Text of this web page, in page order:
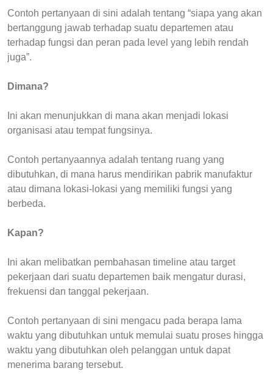
Contoh pertanyaan di sini adalah tentang “siapa yang akan
bertanggung jawab terhadap suatu departemen atau
terhadap fungsi dan peran pada level yang lebih rendah
juga”.
Dimana?
Ini akan menunjukkan di mana akan menjadi lokasi
organisasi atau tempat fungsinya.
Contoh pertanyaannya adalah tentang ruang yang
dibutuhkan, di mana harus mendirikan pabrik manufaktur
atau dimana lokasi-lokasi yang memiliki fungsi yang
berbeda.
Kapan?
Ini akan melibatkan pembahasan timeline atau target
pekerjaan dari suatu departemen baik mengatur durasi,
frekuensi dan tanggal pekerjaan.
Contoh pertanyaan di sini mengacu pada berapa lama
waktu yang dibutuhkan untuk memulai suatu proses hingga
waktu yang dibutuhkan oleh pelanggan untuk dapat
menerima barang tersebut.